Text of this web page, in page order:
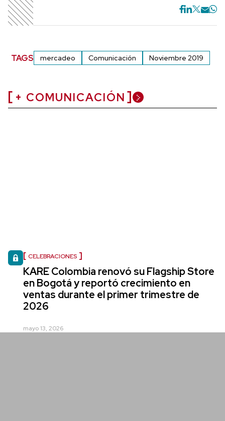
TAGS mercadeo Comunicación Noviembre 2019
+ COMUNICACIÓN
CELEBRACIONES
KARE Colombia renovó su Flagship Store
en Bogotá y reportó crecimiento en
ventas durante el primer trimestre de
2026
mayo 13, 2026